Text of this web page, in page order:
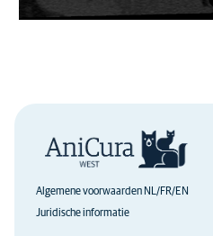
Algemene voorwaarden NL/FR/EN
Juridische informatie